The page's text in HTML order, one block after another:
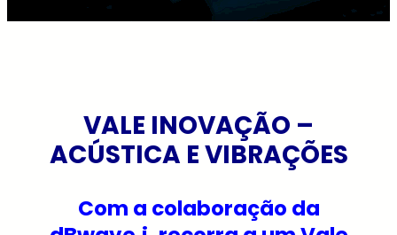
VALE INOVAÇÃO –
ACÚSTICA E VIBRAÇÕES
Com a colaboração da